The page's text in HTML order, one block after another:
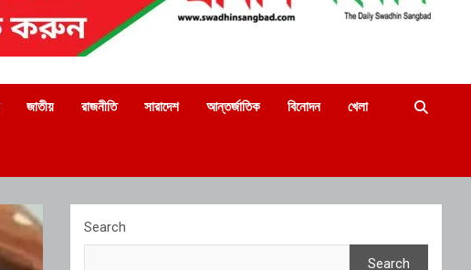
জাতীয় রাজনীতি সারাদেশ আন্তর্জাতিক বিনোদন খেলা
Search
Search